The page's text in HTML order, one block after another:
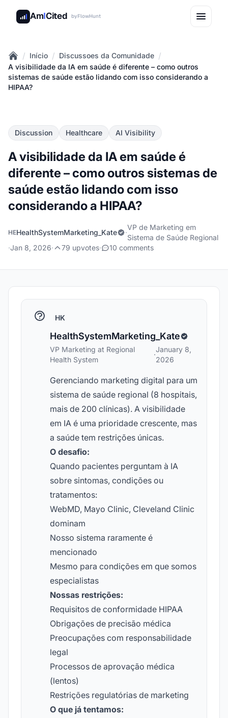
AmICited byFlowHunt
Home
/ Início / Discussoes da Comunidade /
A visibilidade da IA em saúde é diferente – como outros
sistemas de saúde estão lidando com isso considerando a
HIPAA?
Discussion Healthcare AI Visibility
A visibilidade da IA em saúde é
diferente – como outros sistemas de
saúde estão lidando com isso
considerando a HIPAA?
HEHealthSystemMarketing_Kate ·
VP de Marketing em
Sistema de Saúde Regional
·Jan 8, 2026· 79 upvotes· 10 comments
HK
HealthSystemMarketing_Kate
VP Marketing at Regional
Health System
·
January 8,
2026
Gerenciando marketing digital para um
sistema de saúde regional (8 hospitais,
mais de 200 clínicas). A visibilidade
em IA é uma prioridade crescente, mas
a saúde tem restrições únicas.
O desafio:
Quando pacientes perguntam à IA
sobre sintomas, condições ou
tratamentos:
WebMD, Mayo Clinic, Cleveland Clinic
dominam
Nosso sistema raramente é
mencionado
Mesmo para condições em que somos
especialistas
Nossas restrições:
Requisitos de conformidade HIPAA
Obrigações de precisão médica
Preocupações com responsabilidade
legal
Processos de aprovação médica
(lentos)
Restrições regulatórias de marketing
O que já tentamos: